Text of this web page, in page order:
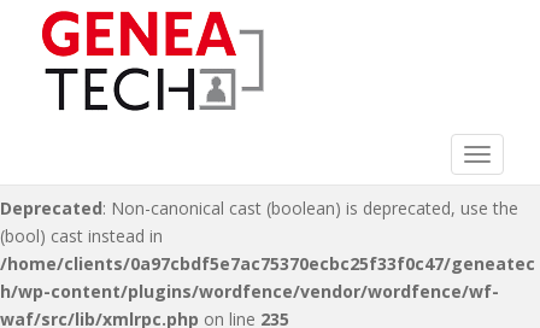
Deprecated: Non-canonical cast (double) is deprecated, use the
(float) cast instead in
/home/clients/0a97cbdf5e7ac75370ecbc25f33f0c47/geneatec
Deprecated: Non-canonical cast (boolean) is deprecated, use the
(bool) cast instead in
/home/clients/0a97cbdf5e7ac75370ecbc25f33f0c47/geneatec
h/wp-content/plugins/wordfence/vendor/wordfence/wf-
waf/src/lib/xmlrpc.php on line 235
Toggle